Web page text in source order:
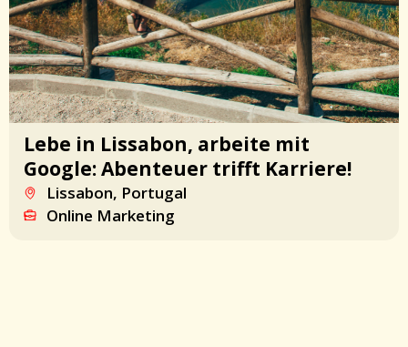
Lebe in Lissabon, arbeite mit
Google: Abenteuer trifft Karriere!
Lissabon, Portugal
Online Marketing